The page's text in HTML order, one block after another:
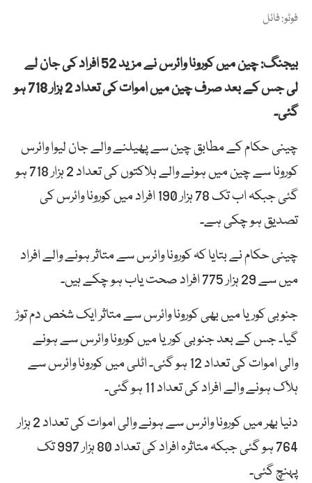
فوٹو: فائل
بیجنگ: چین میں کورونا وائرس نے مزید 52 افراد کی جان لے
لی جس کے بعد صرف چین میں اموات کی تعداد 2 ہزار 718 ہو
گئی۔
چینی حکام کے مطابق چین سے پھیلنے والے جان لیوا وائرس
کورونا سے چین میں ہونے والے ہلاکتوں کی تعداد 2 ہزار 718 ہو
گئی جبکہ اب تک 78 ہزار 190 افراد میں کورونا وائرس کی
تصدیق ہو چکی ہے۔
چینی حکام نے بتایا کہ کورونا وائرس سے متاثر ہونے والے افراد
میں سے 29 ہزار 775 افراد صحت یاب ہو چکے ہیں۔
جنوبی کوریا میں بھی کورونا وائرس سے متاثر ایک شخص دم توڑ
گیا۔ جس کے بعد جنوبی کوریا میں کورونا وائرس سے ہونے
والی اموات کی تعداد 12 ہو گئی۔ اٹلی میں کورونا وائرس سے
ہلاک ہونے والے افراد کی تعداد 11 ہو گئی۔
دنیا بھر میں کورونا وائرس سے ہونے والی اموات کی تعداد 2 ہزار
764 ہو گئی جبکہ متاثرہ افراد کی تعداد 80 ہزار 997 تک
پہنچ گئی۔